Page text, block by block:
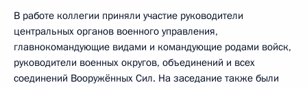
В работе коллегии приняли участие руководители
центральных органов военного управления,
главнокомандующие видами и командующие родами войск,
руководители военных округов, объединений и всех
соединений Вооружённых Сил. На заседание также были